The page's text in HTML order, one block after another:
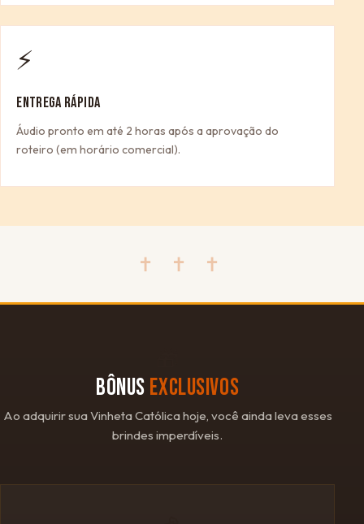
⚡
ENTREGA RÁPIDA
Áudio pronto em até 2 horas após a aprovação do
roteiro (em horário comercial).
✝ ✝ ✝
BÔNUS EXCLUSIVOS
Ao adquirir sua Vinheta Católica hoje, você ainda leva esses
brindes imperdíveis.